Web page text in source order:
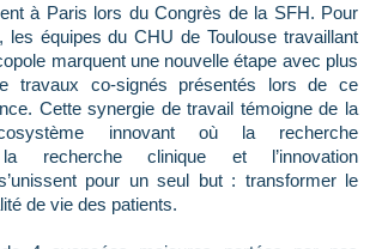
à Paris lors du Congrès de la SFH. Pour
les équipes du CHU de Toulouse travaillant
marquent une nouvelle étape avec plus
travaux co-signés présentés lors de ce
Cette synergie de travail témoigne de la
innovant où la recherche
la recherche clinique et l’innovation
pour un seul but : transformer le
de vie des patients.